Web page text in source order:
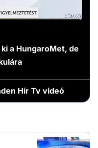
a HungaroMet, de
Hír Tv videó